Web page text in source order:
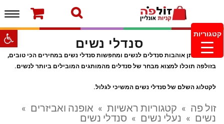
פתח
ברוכים הבאים לחנות של זולפה!
עמוד הבית
משלוחים והחזרות
מוצרים חדשים
צור קשר
מעקב הזמנות
מינימום הזמנה 99.99 ש”ח – משלוח חינם ברכישה
מעל 249.99ש”ח
סנדלי נשים
אם גם אתן אוהבות סנדלים לנשים ומחפשות סנדלי נשים במחירים הכי טובים,
בזולפה תוכלו למצוא מבחר של סנדלים מהמותגים המובילים ביותר לנשים.
לקטלוג השלם של סנדלי נשים המשיכי לגלול.
זול פה » קטגוריות ראשיות » אופנה ואביזרים »
נשים » נעלי נשים » סנדלי נשים
קטגוריות